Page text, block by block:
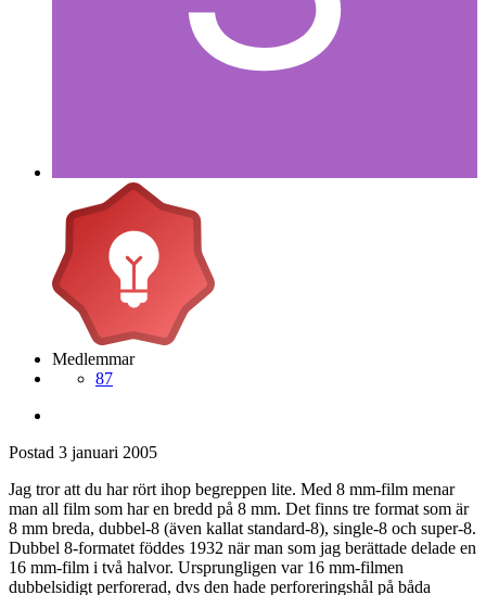
Medlemmar
87
Postad 3 januari 2005
Jag tror att du har rört ihop begreppen lite. Med 8 mm-film menar
man all film som har en bredd på 8 mm. Det finns tre format som är
8 mm breda, dubbel-8 (även kallat standard-8), single-8 och super-8.
Dubbel 8-formatet föddes 1932 när man som jag berättade delade en
16 mm-film i två halvor. Ursprungligen var 16 mm-filmen
dubbelsidigt perforerad, dvs den hade perforeringshål på båda